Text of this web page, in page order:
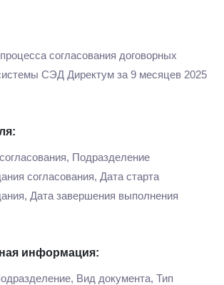
согласования договорных
СЭД Директум за 9 месяцев 2025
Подразделение
согласования, Дата старта
Дата завершения выполнения
информация:
Вид документа, Тип